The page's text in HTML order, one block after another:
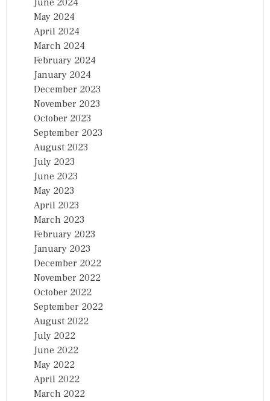
June 2024
May 2024
April 2024
March 2024
February 2024
January 2024
December 2023
November 2023
October 2023
September 2023
August 2023
July 2023
June 2023
May 2023
April 2023
March 2023
February 2023
January 2023
December 2022
November 2022
October 2022
September 2022
August 2022
July 2022
June 2022
May 2022
April 2022
March 2022